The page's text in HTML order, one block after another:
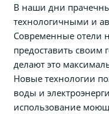
В наши дни
технологичными и
Современные отели
предоставить своим
делают это
Новые технологии
воды и
использование